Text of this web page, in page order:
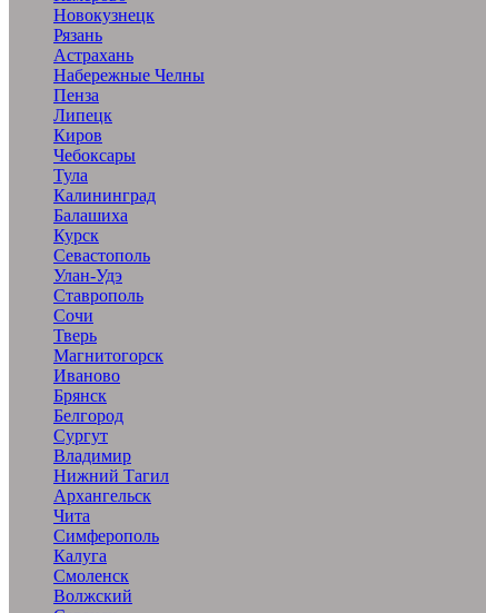
Новокузнецк
Рязань
Астрахань
Набережные Челны
Пенза
Липецк
Киров
Чебоксары
Тула
Калининград
Балашиха
Курск
Севастополь
Улан-Удэ
Ставрополь
Сочи
Тверь
Магнитогорск
Иваново
Брянск
Белгород
Сургут
Владимир
Нижний Тагил
Архангельск
Чита
Симферополь
Калуга
Смоленск
Волжский